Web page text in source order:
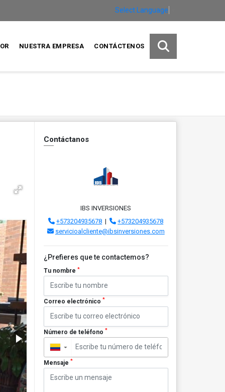
Select Language
NUESTRA EMPRESA CONTÁCTENOS
Contáctanos
IBS INVERSIONES
+573204935678 |
+573204935678
servicioalcliente@ibsinversiones.com
¿Prefieres que te contactemos?
Tu nombre *
Correo electrónico *
Número de teléfono *
▼
Mensaje *